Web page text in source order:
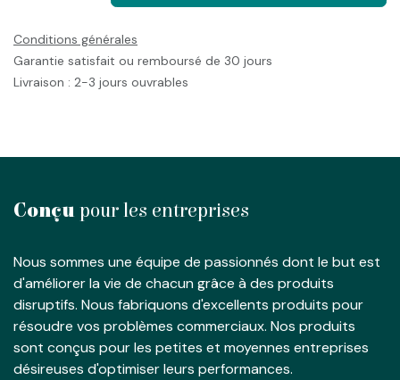
Conditions générales
Garantie satisfait ou remboursé de 30 jours
Livraison : 2-3 jours ouvrables
Conçu pour les entreprises
Nous sommes une équipe de passionnés dont le but est
d'améliorer la vie de chacun grâce à des produits
disruptifs. Nous fabriquons d'excellents produits pour
résoudre vos problèmes commerciaux. Nos produits
sont conçus pour les petites et moyennes entreprises
désireuses d'optimiser leurs performances.